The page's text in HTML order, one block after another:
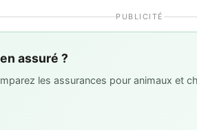
PUBLICITÉ
assuré ?
les assurances pour animaux et